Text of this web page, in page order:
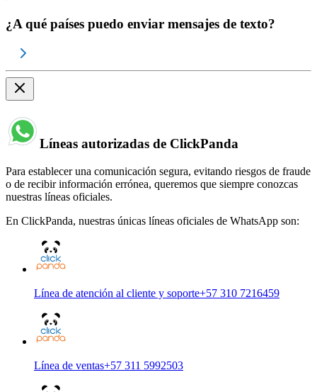
¿A qué países puedo enviar mensajes de texto?
Líneas autorizadas de ClickPanda
Para establecer una comunicación segura, evitando riesgos de fraude
o de recibir información errónea, queremos que siempre conozcas
nuestras líneas oficiales.
En ClickPanda, nuestras únicas líneas oficiales de WhatsApp son:
Línea de atención al cliente y soporte+57 310 7216459
Línea de ventas+57 311 5992503